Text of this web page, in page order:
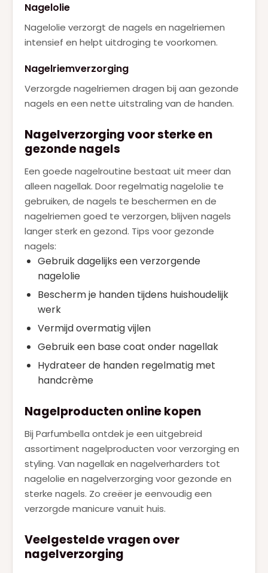
Nagelolie
Nagelolie verzorgt de nagels en nagelriemen
intensief en helpt uitdroging te voorkomen.
Nagelriemverzorging
Verzorgde nagelriemen dragen bij aan gezonde
nagels en een nette uitstraling van de handen.
Nagelverzorging voor sterke en
gezonde nagels
Een goede nagelroutine bestaat uit meer dan
alleen nagellak. Door regelmatig nagelolie te
gebruiken, de nagels te beschermen en de
nagelriemen goed te verzorgen, blijven nagels
langer sterk en gezond. Tips voor gezonde
nagels:
Gebruik dagelijks een verzorgende
nagelolie
Bescherm je handen tijdens huishoudelijk
werk
Vermijd overmatig vijlen
Gebruik een base coat onder nagellak
Hydrateer de handen regelmatig met
handcrème
Nagelproducten online kopen
Bij Parfumbella ontdek je een uitgebreid
assortiment nagelproducten voor verzorging en
styling. Van nagellak en nagelverharders tot
nagelolie en nagelverzorging voor gezonde en
sterke nagels. Zo creëer je eenvoudig een
verzorgde manicure vanuit huis.
Veelgestelde vragen over
nagelverzorging